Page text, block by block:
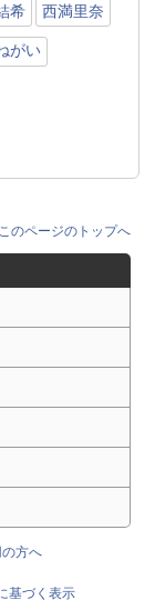
希 西満里奈
がい
のページのトップへ
方へ
基づく表示